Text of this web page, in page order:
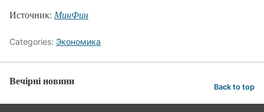
Источник: МинФин
Categories: Экономика
Вечірні новини Back to top